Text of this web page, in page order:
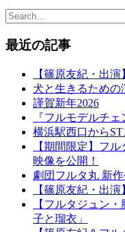
最近の記事
【篠原友紀・出
犬と生きるための
謹賀新年2026
『フルモデルチ
横浜駅西口から
【期間限定】フ
映像を公開！
劇団フルタ丸 新
【篠原友紀・出
【フルタジュン
子と瑠衣」